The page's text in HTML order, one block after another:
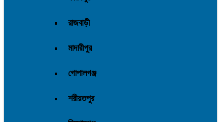
রাজবাড়ী
মাদারীপুর
গোপালগঞ্জ
শরীয়তপুর